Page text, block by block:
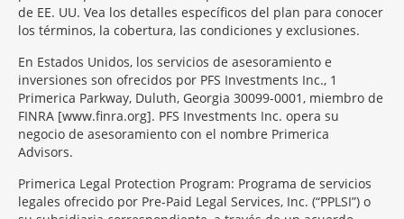
de EE. UU. Vea los detalles específicos del plan para conocer
los términos, la cobertura, las condiciones y exclusiones.
En Estados Unidos, los servicios de asesoramiento e
inversiones son ofrecidos por PFS Investments Inc., 1
Primerica Parkway, Duluth, Georgia 30099-0001, miembro de
FINRA [www.finra.org]. PFS Investments Inc. opera su
negocio de asesoramiento con el nombre Primerica
Advisors.
Primerica Legal Protection Program: Programa de servicios
legales ofrecido por Pre-Paid Legal Services, Inc. (“PPLSI”) o